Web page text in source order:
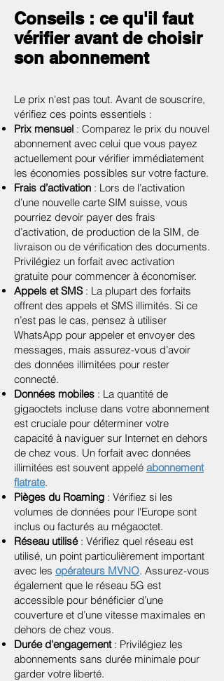
Conseils : ce qu'il faut
vérifier avant de choisir
son abonnement
Le prix n'est pas tout. Avant de souscrire,
vérifiez ces points essentiels :
Prix mensuel : Comparez le prix du nouvel
abonnement avec celui que vous payez
actuellement pour vérifier immédiatement
les économies possibles sur votre facture.
Frais d’activation : Lors de l’activation
d’une nouvelle carte SIM suisse, vous
pourriez devoir payer des frais
d’activation, de production de la SIM, de
livraison ou de vérification des documents.
Privilégiez un forfait avec activation
gratuite pour commencer à économiser.
Appels et SMS : La plupart des forfaits
offrent des appels et SMS illimités. Si ce
n’est pas le cas, pensez à utiliser
WhatsApp pour appeler et envoyer des
messages, mais assurez-vous d’avoir
des données illimitées pour rester
connecté.
Données mobiles : La quantité de
gigaoctets incluse dans votre abonnement
est cruciale pour déterminer votre
capacité à naviguer sur Internet en dehors
de chez vous. Un forfait avec données
illimitées est souvent appelé abonnement
flatrate.
Pièges du Roaming : Vérifiez si les
volumes de données pour l'Europe sont
inclus ou facturés au mégaoctet.
Réseau utilisé: Vérifiez quel réseau est
utilisé, un point particulièrement important
avec les opérateurs MVNO. Assurez-vous
également que le réseau 5G est
accessible pour bénéficier d’une
couverture et d’une vitesse maximales en
dehors de chez vous.
Durée d'engagement : Privilégiez les
abonnements sans durée minimale pour
garder votre liberté.